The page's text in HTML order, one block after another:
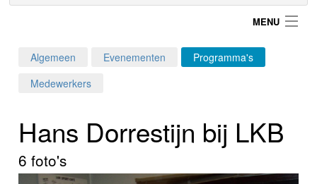
MENU
Programma's
Nieuws
Algemeen Evenementen
Programma's
Medewerkers
Hans Dorrestijn bij LKB
6 foto's